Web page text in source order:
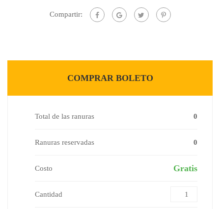
Compartir:
COMPRAR BOLETO
Total de las ranuras 0
Ranuras reservadas 0
Costo Gratis
Cantidad